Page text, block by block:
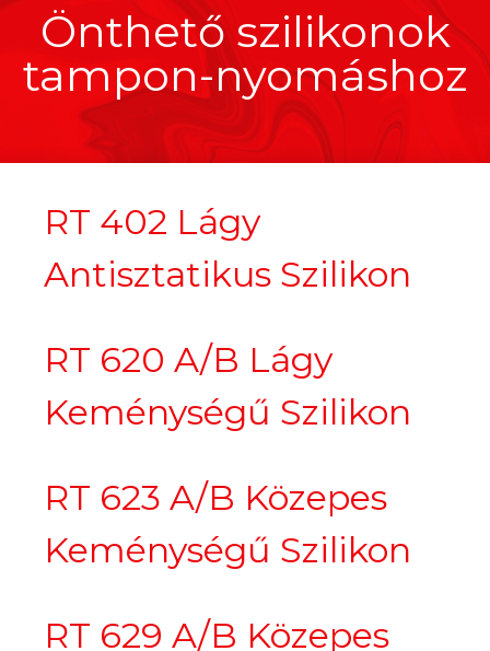
Önthető szilikonok
tampon-nyomáshoz
RT 402 Lágy
Antisztatikus Szilikon
RT 620 A/B Lágy
Keménységű Szilikon
RT 623 A/B Közepes
Keménységű Szilikon
RT 629 A/B Közepes